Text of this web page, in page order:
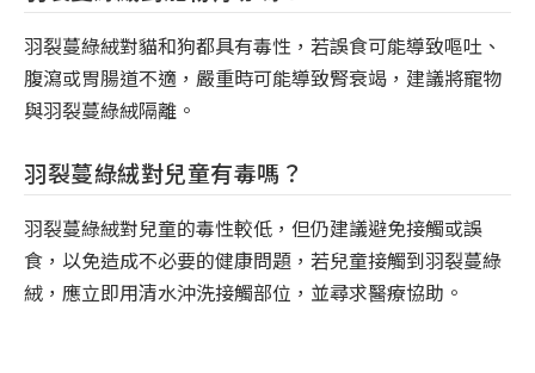
羽裂蔓綠絨對貓和狗都具有毒性，若誤食可能導致嘔吐、
腹瀉或胃腸道不適，嚴重時可能導致腎衰竭，建議將寵物
與羽裂蔓綠絨隔離。
羽裂蔓綠絨對兒童有毒嗎？
羽裂蔓綠絨對兒童的毒性較低，但仍建議避免接觸或誤
食，以免造成不必要的健康問題，若兒童接觸到羽裂蔓綠
絨，應立即用清水沖洗接觸部位，並尋求醫療協助。